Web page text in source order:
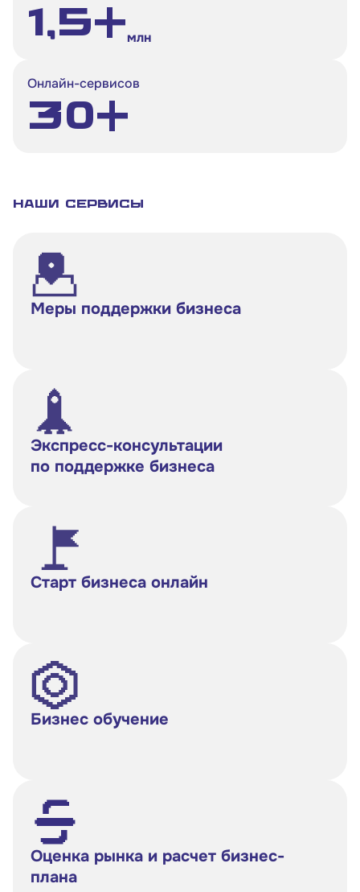
1,5+млн
Онлайн-сервисов
30+
Наши сервисы
Меры поддержки бизнеса
Экспресс-консультации
по поддержке бизнеса
Старт бизнеса онлайн
Бизнес обучение
Оценка рынка и расчет бизнес-
плана